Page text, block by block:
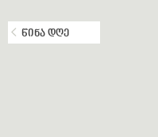
წინა დღე